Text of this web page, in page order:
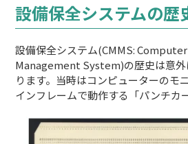
設備保全システムの歴
設備保全システム(CMMS:
Management System)の歴史は意外
ります。当時はコンピューターのモ
インフレームで動作する「パンチカ